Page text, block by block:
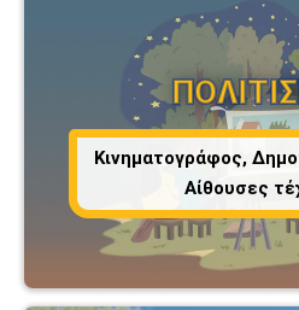
Κινηματογράφος,
Αίθουσες